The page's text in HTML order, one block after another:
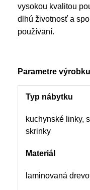
vysokou kvalitou
dlhú životnosť a
používaní.
Parametre výrobku
Typ nábytku
kuchynské linky,
skrinky
Materiál
laminovaná